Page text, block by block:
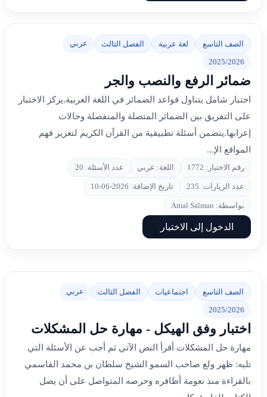
الصف التاسع لغة عربية الفصل الثالث عربي
2025/2026
ضمائر الرفع والنصب والجر
اختبار شامل يتناول قواعد الضمائر في اللغة العربية.يركز الاختبار
على التفريق بين الضمائر المتصلة والمنفصلة وحالات
إعرابها.يتضمن أسئلة تطبيقية من القرآن الكريم لتعزيز فهم
المواقع الإ...
رقم الاختبار: 1772 اللغة: عربي عدد الأسئلة: 20
عدد الزيارات: 235 تاريخ الإضافة: 2026-06-10
بواسطة: Amal Salman
الدخول إلى الاختبار
الصف التاسع اجتماعيات الفصل الثالث عربي
2025/2026
اختبار وفق الهيكل - مهارة حل المشكلات
مهارة حل المشكلات أقرأ النص الآتي ثم أجب عن الأسئلة التي
تليه: ظهر ولع صاحب السمو الشيخ سلطان بن محمد القاسمي
بالقراءة منذ نعومة أظافره وحرصه المتواصل على أن يصل